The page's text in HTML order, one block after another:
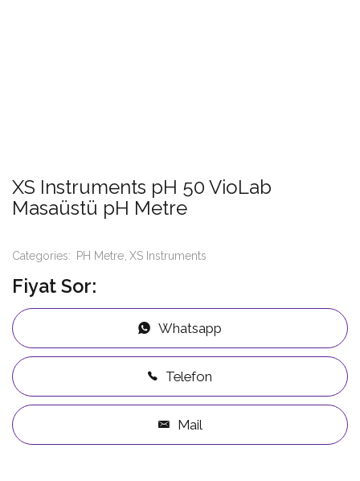
XS Instruments pH 50 VioLab
Masaüstü pH Metre
Categories: PH Metre XS Instruments
Fiyat Sor:
Whatsapp
Telefon
Mail